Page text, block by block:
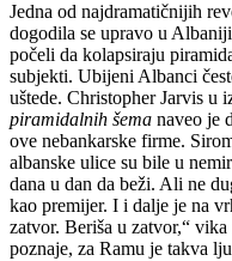
Jedna od najdramatičnijih
dogodila se upravo u
počeli da kolapsiraju
subjekti. Ubijeni Albanci
uštede. Christopher Jarvis u
piramidalnih šema naveo je
ove nebankarske firme.
albanske ulice su bile u
dana u dan da beži. Ali ne
kao premijer. I i dalje je na
zatvor. Beriša u zatvor,“
poznaje, za Ramu je takva